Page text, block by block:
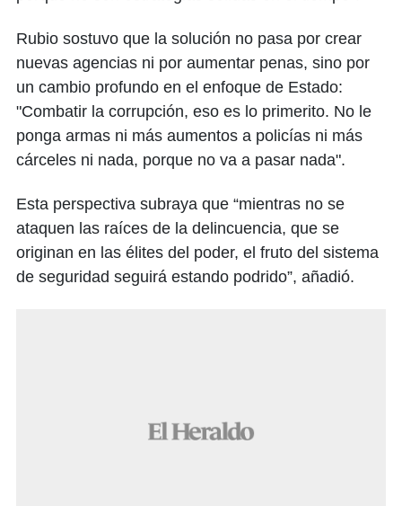
Rubio sostuvo que la solución no pasa por crear
nuevas agencias ni por aumentar penas, sino por
un cambio profundo en el enfoque de Estado:
"Combatir la corrupción, eso es lo primerito. No le
ponga armas ni más aumentos a policías ni más
cárceles ni nada, porque no va a pasar nada".
Esta perspectiva subraya que “mientras no se
ataquen las raíces de la delincuencia, que se
originan en las élites del poder, el fruto del sistema
de seguridad seguirá estando podrido”, añadió.